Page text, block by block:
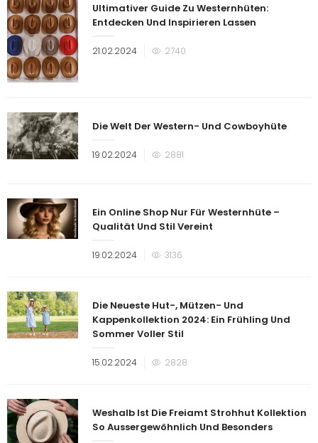
Ultimativer Guide Zu Westernhüten:
Entdecken Und Inspirieren Lassen
Veröffentlicht
21.02.2024 2740
Die Welt Der Western- Und Cowboyhüte
Veröffentlicht
19.02.2024 2881
Ein Online Shop Nur Für Westernhüte –
Qualität Und Stil Vereint
Veröffentlicht
19.02.2024 3136
Die Neueste Hut-, Mützen- Und
Kappenkollektion 2024: Ein Frühling Und
Sommer Voller Stil
Veröffentlicht
15.02.2024 2828
Weshalb Ist Die Freiamt Strohhut Kollektion
So Aussergewöhnlich Und Besonders